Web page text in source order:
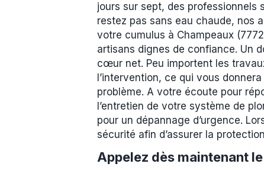
jours sur sept, des professionnels
restez pas sans eau chaude, nos
votre cumulus à Champeaux
artisans dignes de confiance. Un
cœur net. Peu importent les
l’intervention, ce qui vous
problème. A votre écoute pour
l’entretien de votre système de
pour un dépannage d’urgence.
sécurité afin d’assurer la
Appelez dès maintenant le